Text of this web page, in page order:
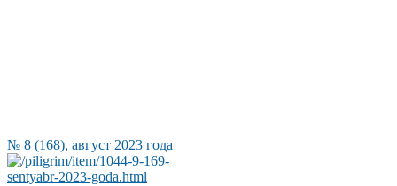
№ 8 (168), август 2023 года